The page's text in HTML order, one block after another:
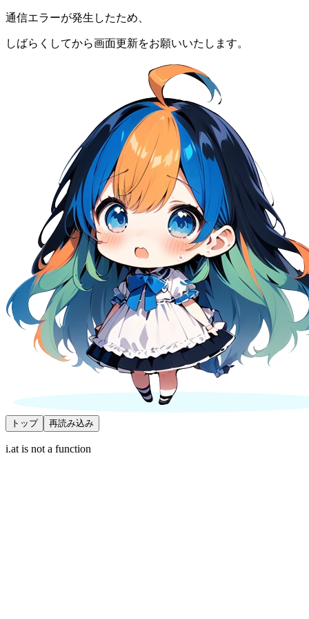
通信エラーが発生したため、
しばらくしてから画面更新をお願いいたします。
トップ 再読み込み
i.at is not a function